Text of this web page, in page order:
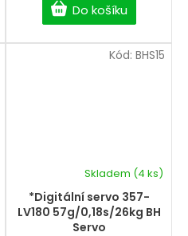
Do košíku
*Digitální servo 357-
LV180 57g/0,18s/26kg BH
Servo
Skladem (4 ks)
Kód: BHS15